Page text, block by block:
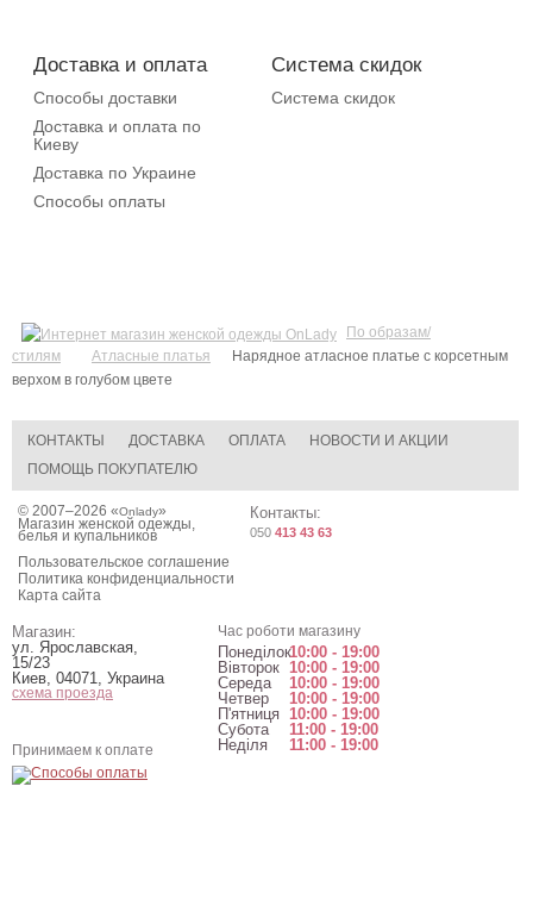
Доставка и оплата
Способы доставки
Доставка и оплата по
Киеву
Доставка по Украине
Способы оплаты
Система скидок
Система скидок
По образам/
стилям
Атласные платья
Нарядное атласное платье с корсетным
верхом в голубом цвете
КОНТАКТЫ ДОСТАВКА ОПЛАТА
НОВОСТИ И АКЦИИ
ПОМОЩЬ ПОКУПАТЕЛЮ
© 2007–2026 «Onlady»
Магазин женской одежды,
белья и купальников
Пользовательское соглашение
Политика конфиденциальности
Карта сайта
Контакты:
050 413 43 63
Магазин:
ул. Ярославская,
15/23
Киев 04071 Украина
схема проезда
Час роботи магазину
Понеділок10:00 - 19:00
Вівторок 10:00 - 19:00
Середа
10:00 - 19:00
Четвер
10:00 - 19:00
П'ятниця 10:00 - 19:00
Субота
11:00 - 19:00
Неділя
11:00 - 19:00
Принимаем к оплате